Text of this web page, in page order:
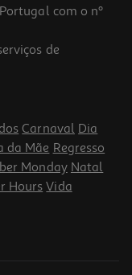
com o nº
de
Carnaval Dia
da Mãe Regresso
Monday Natal
Hours Vida